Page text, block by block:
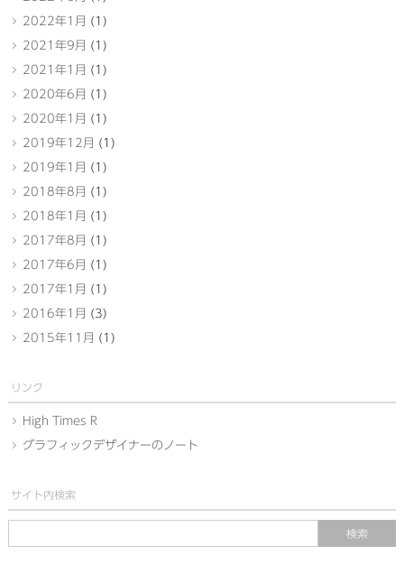
2022年1月 (1)
2021年9月 (1)
2021年1月 (1)
2020年6月 (1)
2020年1月 (1)
2019年12月 (1)
2019年1月 (1)
2018年8月 (1)
2018年1月 (1)
2017年8月 (1)
2017年6月 (1)
2017年1月 (1)
2016年1月 (3)
2015年11月 (1)
リンク
High Times R
グラフィックデザイナーのノート
サイト内検索